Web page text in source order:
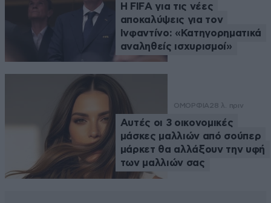
Η FIFA για τις νέες
αποκαλύψεις για τον
Ινφαντίνο: «Κατηγορηματικά
αναληθείς ισχυρισμοί»
ΟΜΟΡΦΙΑ28 λ. πριν
Αυτές οι 3 οικονομικές
μάσκες μαλλιών από σούπερ
μάρκετ θα αλλάξουν την υφή
των μαλλιών σας